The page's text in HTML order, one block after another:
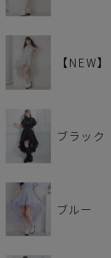
【NEW
ブラック
ブルー